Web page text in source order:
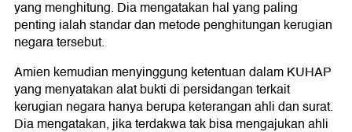
yang menghitung. Dia mengatakan hal yang paling
penting ialah standar dan metode penghitungan kerugian
negara tersebut.
Amien kemudian menyinggung ketentuan dalam KUHAP
yang menyatakan alat bukti di persidangan terkait
kerugian negara hanya berupa keterangan ahli dan surat.
Dia mengatakan, jika terdakwa tak bisa mengajukan ahli